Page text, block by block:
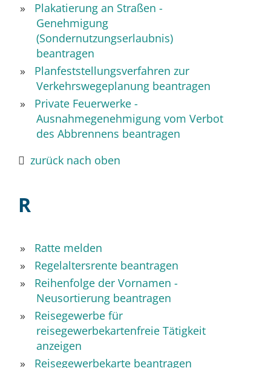
Plakatierung an Straßen -
Genehmigung
(Sondernutzungserlaubnis)
beantragen
Planfeststellungsverfahren zur
Verkehrswegeplanung beantragen
Private Feuerwerke -
Ausnahmegenehmigung vom Verbot
des Abbrennens beantragen
zurück nach oben
R
Ratte melden
Regelaltersrente beantragen
Reihenfolge der Vornamen -
Neusortierung beantragen
Reisegewerbe für
reisegewerbekartenfreie Tätigkeit
anzeigen
Reisegewerbekarte beantragen